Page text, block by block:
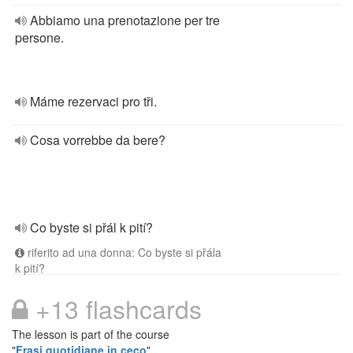
Abbiamo una prenotazione per tre
persone.
Máme rezervaci pro tři.
Cosa vorrebbe da bere?
Co byste si přál k pití?
riferito ad una donna: Co byste si přála
k pití?
+13 flashcards
The lesson is part of the course
"Frasi quotidiane in ceco"